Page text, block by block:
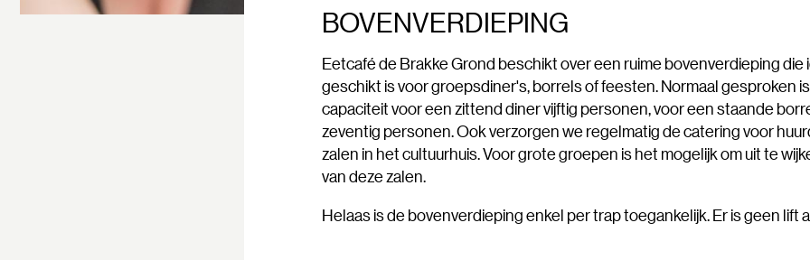
BOVENVERDIEPING
Eetcafé de Brakke Grond beschikt over een ruime bovenverdieping die
geschikt is voor groepsdiner's, borrels of feesten. Normaal gesproken
capaciteit voor een zittend diner vijftig personen, voor een staande
zeventig personen. Ook verzorgen we regelmatig de catering voor
zalen in het cultuurhuis. Voor grote groepen is het mogelijk om uit te
van deze zalen.
Helaas is de bovenverdieping enkel per trap toegankelijk. Er is geen lift